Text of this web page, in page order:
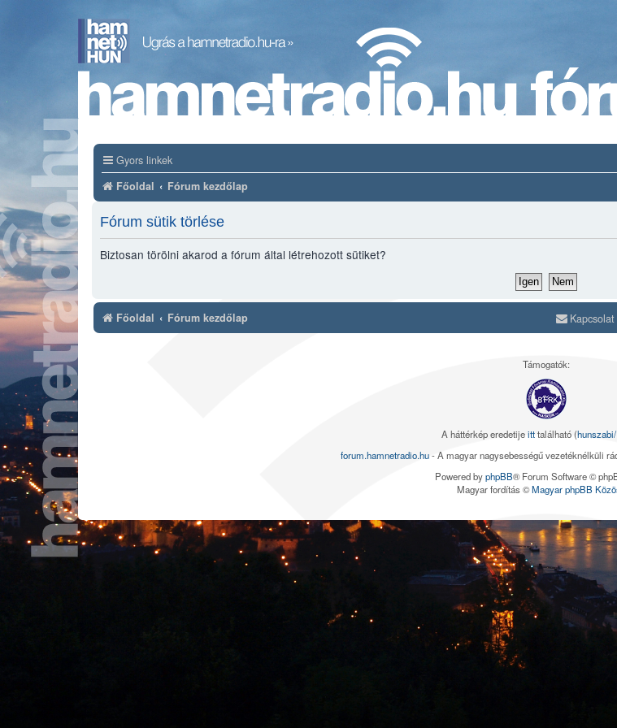
Gyors linkek
Főoldal Fórum kezdőlap
Fórum sütik törlése
Biztosan törölni akarod a fórum által létrehozott sütiket?
Főoldal Fórum kezdőlap Kapcsolat
Támogatók:
A háttérkép eredetijeitttalálható (
forum.hamnetradio.hu- A magyar nagysebességű vezetéknélküli
Powered byphpBB® Forum Software ©
Magyar fordítás ©Magyar phpBB